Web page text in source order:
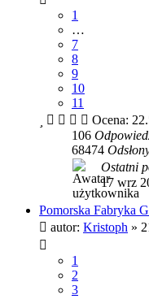
1
…
7
8
9
10
11
Ocena:
106
68474
Ostatni
17 wrz
Pomorska Fabryka
autor: Kristoph »
1
2
3